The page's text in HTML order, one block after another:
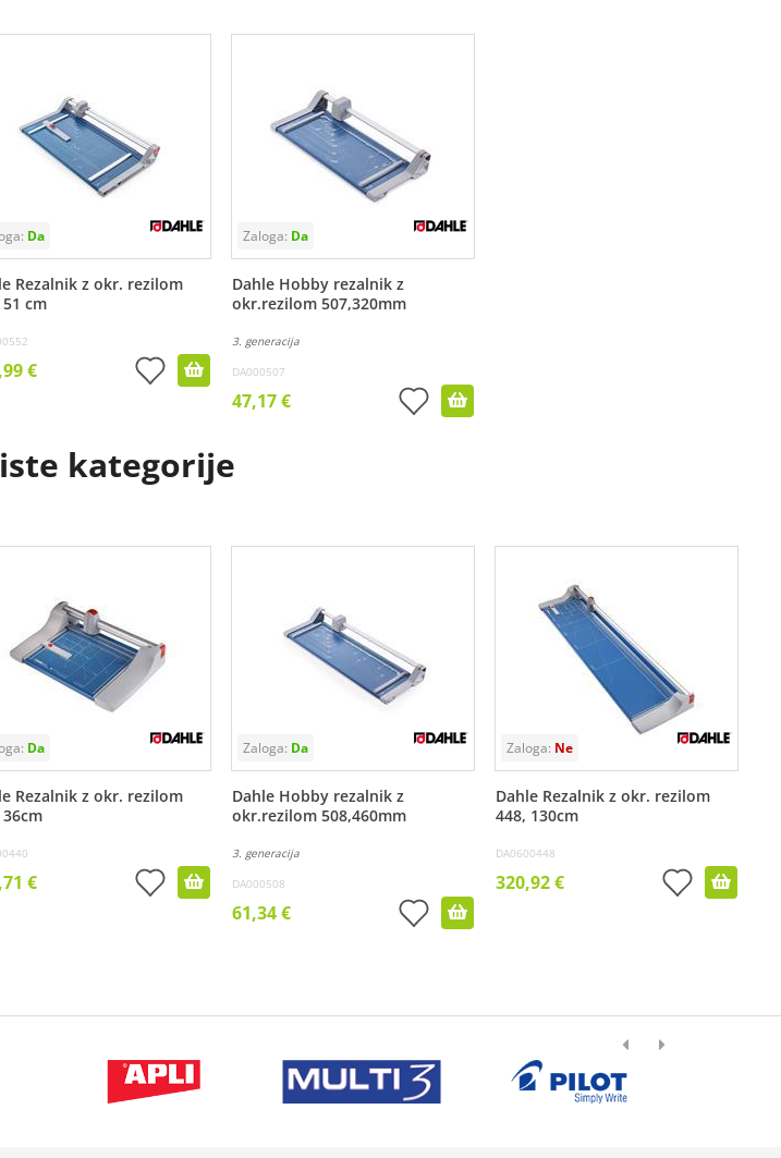
Rezalnik z okr. rezilom
cm
€
Dahle Hobby rezalnik z
okr.rezilom 507,320mm
3. generacija
DA000507
47,17 €
kategorije
Rezalnik z okr. rezilom
€
Dahle Hobby rezalnik z
okr.rezilom 508,460mm
3. generacija
DA000508
61,34 €
Dahle Rezalnik z okr. rezilom
448, 130cm
DA0600448
320,92 €